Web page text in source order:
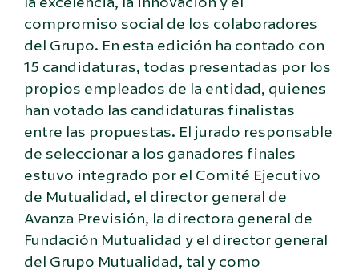
compromiso social de los colaboradores
del Grupo. En esta edición ha contado con
15 candidaturas, todas presentadas por los
propios empleados de la entidad, quienes
han votado las candidaturas finalistas
entre las propuestas. El jurado responsable
de seleccionar a los ganadores finales
estuvo integrado por el Comité Ejecutivo
de Mutualidad, el director general de
Avanza Previsión, la directora general de
Fundación Mutualidad y el director general
del Grupo Mutualidad, tal y como